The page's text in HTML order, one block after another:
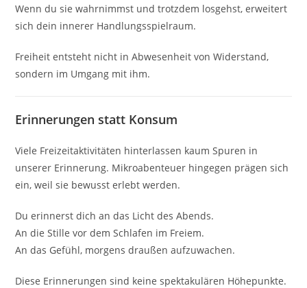
Wenn du sie wahrnimmst und trotzdem losgehst, erweitert
sich dein innerer Handlungsspielraum.
Freiheit entsteht nicht in Abwesenheit von Widerstand,
sondern im Umgang mit ihm.
Erinnerungen statt Konsum
Viele Freizeitaktivitäten hinterlassen kaum Spuren in
unserer Erinnerung. Mikroabenteuer hingegen prägen sich
ein, weil sie bewusst erlebt werden.
Du erinnerst dich an das Licht des Abends.
An die Stille vor dem Schlafen im Freiem.
An das Gefühl, morgens draußen aufzuwachen.
Diese Erinnerungen sind keine spektakulären Höhepunkte.